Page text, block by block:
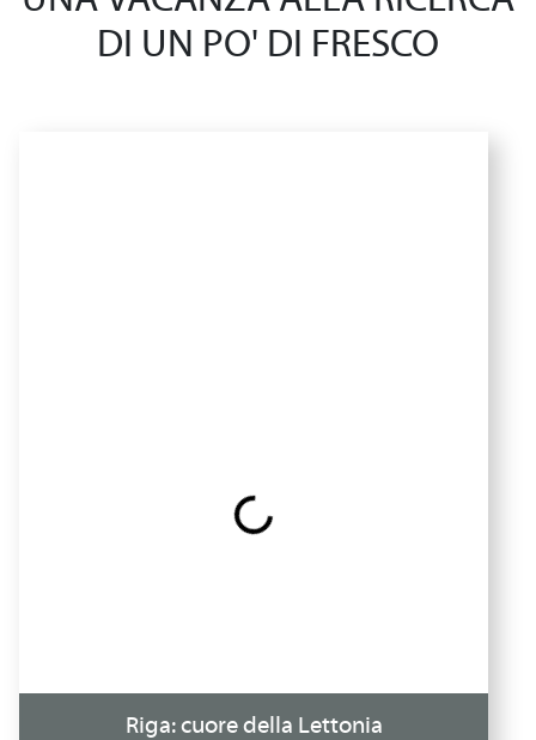
DI UN PO' DI FRESCO
Riga: cuore della Lettonia